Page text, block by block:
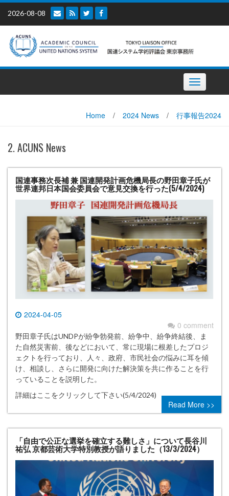
Skip
content
2026-08-08
Toggle
navigation
Home / 2024 News / 行事報告2024
2. ACUNS News
国連事務次長補 兼 国連開発計画危機局長の野田章子氏が
世界連邦日本国会委員会で意見交換を行った(5/4/2024)
2024-04-05
0 comment
野田章子氏はUNDPが紛争勃発前、紛争中、紛争終結後、ま
た自然災害前、後などにおいて、常に現場に根差したプロジ
ェクトを行っており、人々、政府、市民社会の悩みに耳を傾
け、相談し、さらに開発に向けた解決策を共に作ることを行
っていることを説明した。
詳細はここをクリックして下さい(5/4/2024)
Read More >>
「自由で公正な選挙を確立する難しさ」について長谷川
祐弘 京都芸術大学特別教授が語りました（13/3/2024）